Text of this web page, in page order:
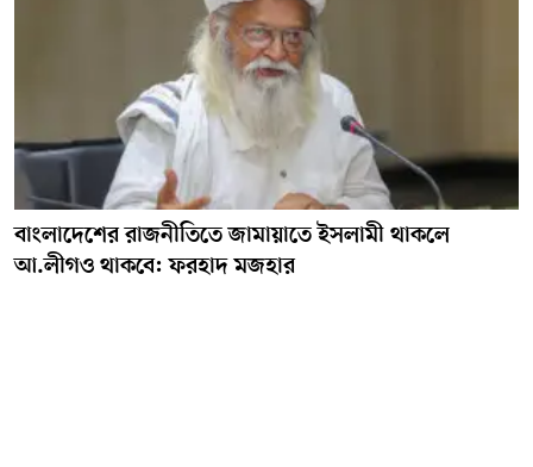
বাংলাদেশের রাজনীতিতে জামায়াতে ইসলামী থাকলে
আ.লীগও থাকবে: ফরহাদ মজহার